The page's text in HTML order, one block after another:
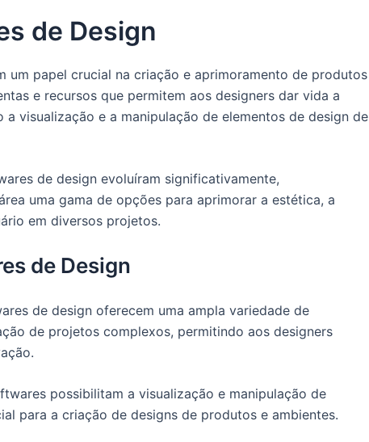
de Design
um papel crucial na criação e aprimoramento de produtos
e recursos que permitem aos designers dar vida a
visualização e a manipulação de elementos de design de
de design evoluíram significativamente,
uma gama de opções para aprimorar a estética, a
em diversos projetos.
de Design
de design oferecem uma ampla variedade de
de projetos complexos, permitindo aos designers
possibilitam a visualização e manipulação de
para a criação de designs de produtos e ambientes.